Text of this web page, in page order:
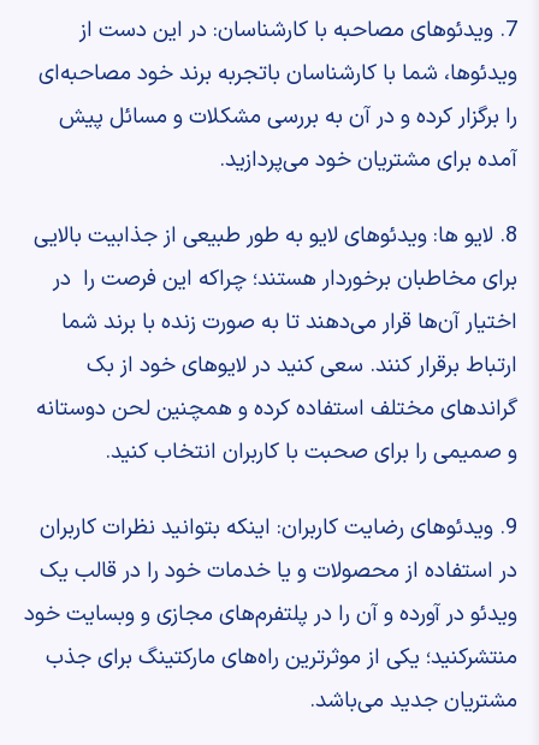
7. ویدئوهای مصاحبه با کارشناسان: در این دست از
ویدئوها، شما با کارشناسان باتجربه برند خود مصاحبه‌ای
را برگزار کرده و در آن به بررسی مشکلات و مسائل پیش
آمده برای مشتریان خود می‌پردازید.
8. لایو ها: ویدئوهای لایو به طور طبیعی از جذابیت بالایی
برای مخاطبان برخوردار هستند؛ چراکه این فرصت را در
اختیار آن‌ها قرار می‌دهند تا به صورت زنده با برند شما
ارتباط برقرار کنند. سعی کنید در لایوهای خود از بک
گراندهای مختلف استفاده کرده و همچنین لحن دوستانه
و صمیمی را برای صحبت با کاربران انتخاب کنید.
9. ویدئوهای رضایت کاربران: اینکه بتوانید نظرات کاربران
در استفاده از محصولات و یا خدمات خود را در قالب یک
ویدئو در آورده و آن را در پلتفرم‌های مجازی و وبسایت خود
منتشرکنید؛ یکی از موثرترین راه‌های مارکتینگ برای جذب
مشتریان جدید می‌باشد.